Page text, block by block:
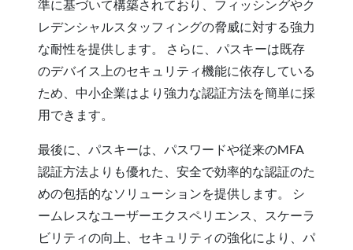
準に基づいて構築されており、フィッシングやク
レデンシャルスタッフィングの脅威に対する強力
な耐性を提供します。 さらに、パスキーは既存
のデバイス上のセキュリティ機能に依存している
ため、中小企業はより強力な認証方法を簡単に採
用できます。
最後に、パスキーは、パスワードや従来のMFA
認証方法よりも優れた、安全で効率的な認証のた
めの包括的なソリューションを提供します。 シ
ームレスなユーザーエクスペリエンス、スケーラ
ビリティの向上、セキュリティの強化により、パ